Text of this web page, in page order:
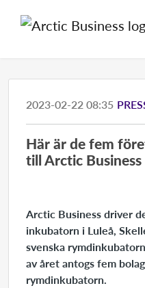
2023-02-22 08:35
Här är de fem
till Arctic
Arctic Business driver
inkubatorn i Luleå,
svenska
av året antogs fem
rymdinkubatorn.